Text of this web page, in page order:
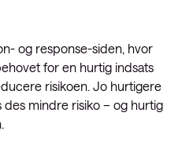
og response-siden, hvor
for en hurtig indsats
risikoen. Jo hurtigere
mindre risiko – og hurtig